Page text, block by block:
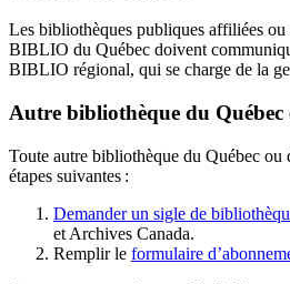
Les bibliothèques publiques affiliées ou
BIBLIO du Québec doivent
BIBLIO régional, qui se charge de la
Autre bibliothèque du Québec
Toute autre bibliothèque du Québec ou
étapes suivantes :
Demander un sigle de
et Archives Canada.
Remplir le formulaire